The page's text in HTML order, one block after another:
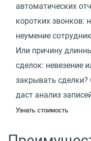
автоматических
коротких звонков:
неумение
Или причину
сделок: невезение
закрывать сделки?
даст анализ
Узнать стоимость